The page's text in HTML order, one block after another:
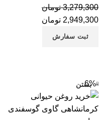
3,279,300 تومان
2,949,300 تومان
ثبت سفارش
-6% بستن